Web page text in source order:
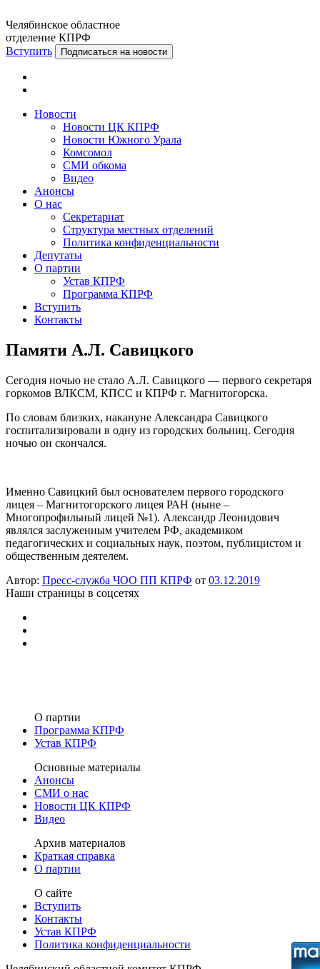
Челябинское областное
отделение КПРФ
Вступить
Подписаться на новости
Новости
Новости ЦК КПРФ
Новости Южного Урала
Комсомол
СМИ обкома
Видео
Анонсы
О нас
Секретариат
Структура местных отделений
Политика конфиденциальности
Депутаты
О партии
Устав КПРФ
Программа КПРФ
Вступить
Контакты
Памяти А.Л. Савицкого
Сегодня ночью не стало А.Л. Савицкого — первого секретаря
горкомов ВЛКСМ, КПСС и КПРФ г. Магнитогорска.
По словам близких, накануне Александра Савицкого
госпитализировали в одну из городских больниц. Сегодня
ночью он скончался.
Именно Савицкий был основателем первого городского
лицея – Магнитогорского лицея РАН (ныне –
Многопрофильный лицей №1). Александр Леонидович
являлся заслуженным учителем РФ, академиком
педагогических и социальных наук, поэтом, публицистом и
общественным деятелем.
Автор: Пресс-служба ЧОО ПП КПРФ от 03.12.2019
Наши страницы в соцсетях
О партии
Программа КПРФ
Устав КПРФ
Основные материалы
Анонсы
СМИ о нас
Новости ЦК КПРФ
Видео
Архив материалов
Краткая справка
О партии
О сайте
Вступить
Контакты
Устав КПРФ
Политика конфиденциальности